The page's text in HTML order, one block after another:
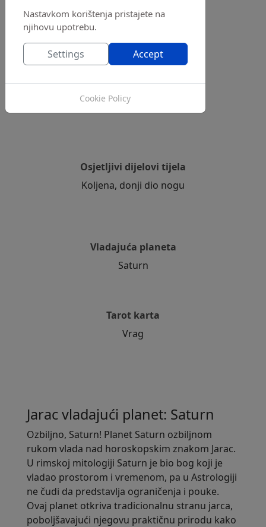
Siva i smeđa
Osjetljivi dijelovi tijela
Koljena, donji dio nogu
Vladajuća planeta
Saturn
Tarot karta
Vrag
Jarac vladajući planet: Saturn
Ozbiljno, Saturn! Planet Saturn ozbiljnom
rukom vlada nad horoskopskim znakom Jarac.
U rimskoj mitologiji Saturn je bio bog koji je
vladao prostorom i vremenom, pa u Astrologiji
ne čudi da predstavlja ograničenja i pouke.
Ovaj planet otkriva tradicionalnu stranu jarca,
poboljšavajući njegovu praktičnu prirodu kako
Nastavkom korištenja pristajete na
njihovu upotrebu.
Settings Accept
Cookie Policy